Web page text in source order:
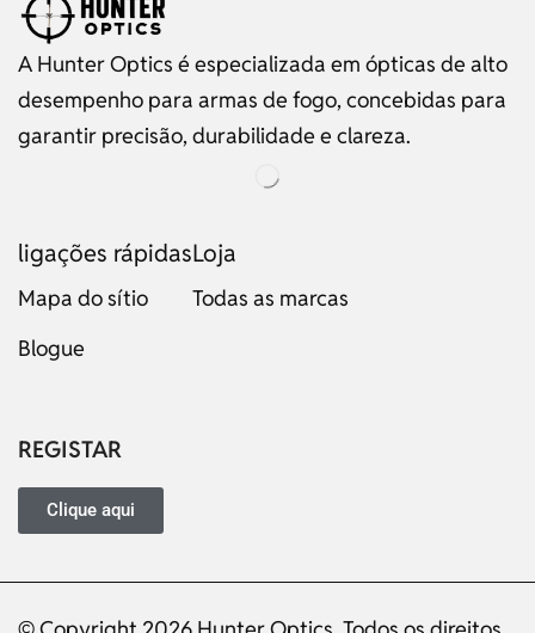
A Hunter Optics é especializada em ópticas de alto
desempenho para armas de fogo, concebidas para
garantir precisão, durabilidade e clareza.
ligações rápidas
Mapa do sítio
Blogue
Loja
Todas as marcas
REGISTAR
Clique aqui
German
French